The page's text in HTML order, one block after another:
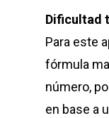
Dificultad
Para este
fórmula
número,
en base a